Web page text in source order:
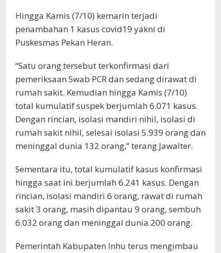
Hingga Kamis (7/10) kemarin terjadi
penambahan 1 kasus covid19 yakni di
Puskesmas Pekan Heran.
“Satu orang tersebut terkonfirmasi dari
pemeriksaan Swab PCR dan sedang dirawat di
rumah sakit. Kemudian hingga Kamis (7/10)
total kumulatif suspek berjumlah 6.071 kasus.
Dengan rincian, isolasi mandiri nihil, isolasi di
rumah sakit nihil, selesai isolasi 5.939 orang dan
meninggal dunia 132 orang,” terang Jawalter.
Sementara itu, total kumulatif kasus konfirmasi
hingga saat ini berjumlah 6.241 kasus. Dengan
rincian, isolasi mandiri 6 orang, rawat di rumah
sakit 3 orang, masih dipantau 9 orang, sembuh
6.032 orang dan meninggal dunia 200 orang.
Pemerintah Kabupaten Inhu terus mengimbau